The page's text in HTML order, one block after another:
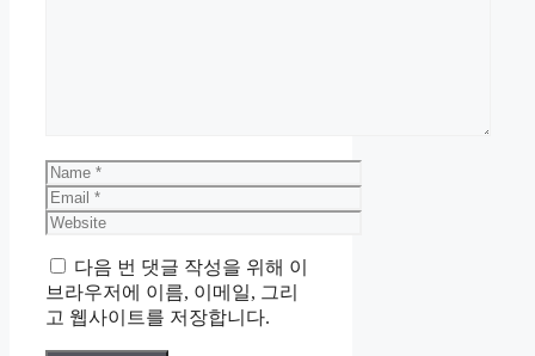
Name
Email
Website
다음 번 댓글 작성을 위해 이
브라우저에 이름, 이메일, 그리
고 웹사이트를 저장합니다.